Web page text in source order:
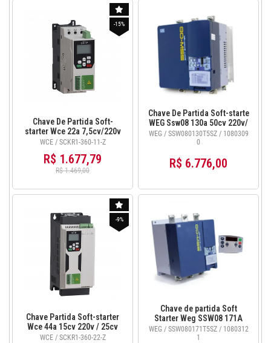
-15%
Chave De Partida Soft-
starter Wce 22a 7,5cv/220v
15cv/380v com Ihm -
WCE / SCKR1-360-11-Z
R$ 1.677,79
R$ 1.469,00
Chave De Partida Soft-starte
WEG Ssw08 130a 50cv 220v/
75cv 380v - 10803090
WEG / SSW080130T5SZ / 1080309
0
R$ 6.776,00
-9%
Chave Partida Soft-starter
Wce 44a 15cv 220v / 25cv
380v com Ihm SCKR1-360-
WCE / SCKR1-360-22-Z
Chave de partida Soft
Starter Weg SSW08 171A
60CV 220V / 125CV 380V
com ihm local - 10803121
WEG / SSW080171T5SZ / 1080312
1